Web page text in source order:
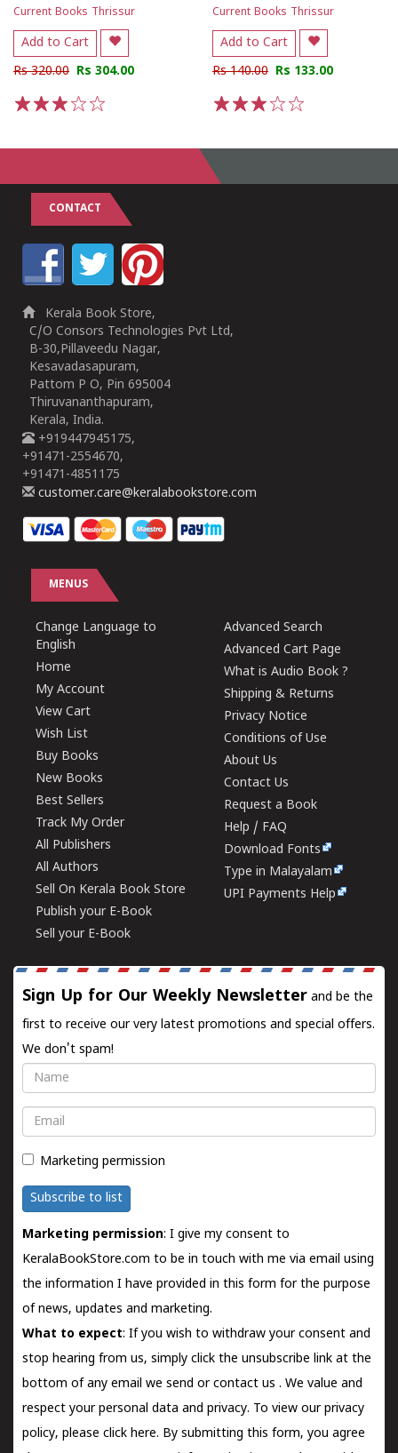
Current Books Thrissur
Add to Cart
Rs 320.00 Rs 304.00
Current Books Thrissur
Add to Cart
Rs 140.00 Rs 133.00
CONTACT
Kerala Book Store,
C/O Consors Technologies Pvt Ltd,
B-30,Pillaveedu Nagar,
Kesavadasapuram,
Pattom P O, Pin 695004
Thiruvananthapuram,
Kerala, India.
+919447945175,
+91471-2554670,
+91471-4851175
customer.care@keralabookstore.com
MENUS
Change Language to
English
Home
My Account
View Cart
Wish List
Buy Books
New Books
Best Sellers
Track My Order
All Publishers
All Authors
Sell On Kerala Book Store
Publish your E-Book
Sell your E-Book
Advanced Search
Advanced Cart Page
What is Audio Book ?
Shipping & Returns
Privacy Notice
Conditions of Use
About Us
Contact Us
Request a Book
Help / FAQ
Download Fonts
Type in Malayalam
UPI Payments Help
Sign Up for Our Weekly Newsletter and be the
first to receive our very latest promotions and special offers.
We don't spam!
Name
Email
Marketing permission
Subscribe to list
Marketing permission: I give my consent to
KeralaBookStore.com to be in touch with me via email using
the information I have provided in this form for the purpose
of news, updates and marketing.
What to expect: If you wish to withdraw your consent and
stop hearing from us, simply click the unsubscribe link at the
bottom of any email we send orcontact us . We value and
respect your personal data and privacy. To view our privacy
policy, please click here. By submitting this form, you agree